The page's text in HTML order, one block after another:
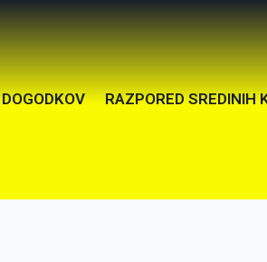
RAZPORED SREDINIH